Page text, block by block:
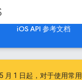
iOS API 参考文档
月 1 日起，对于使用常